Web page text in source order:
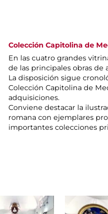
Colección Capitolina de
En las cuatro grandes
de las principales obras de
La disposición sigue
Colección Capitolina de
adquisiciones.
Conviene destacar la
romana con ejemplares
importantes colecciones